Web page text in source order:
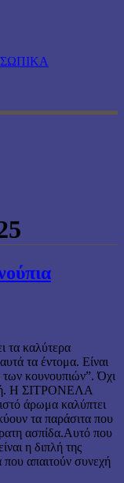
τα καλύτερα
τα έντομα. Είναι
των κουνουπιών”. Όχι
Η ΣΙΤΡΟΝΕΛΑ
άρωμα καλύπτει
τα παράσιτα που
ασπίδα.Αυτό που
η διπλή της
απαιτούν συνεχή